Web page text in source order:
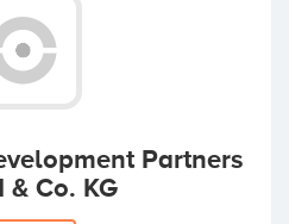
Partners
& Co. KG